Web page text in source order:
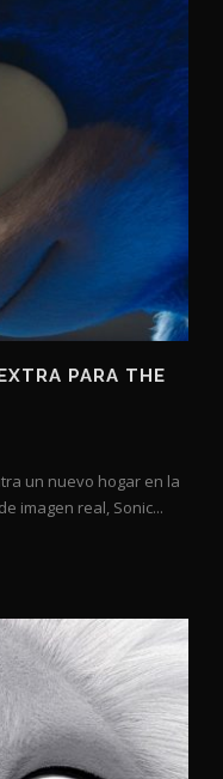
PARA THE
un nuevo hogar en la
imagen real, Sonic...